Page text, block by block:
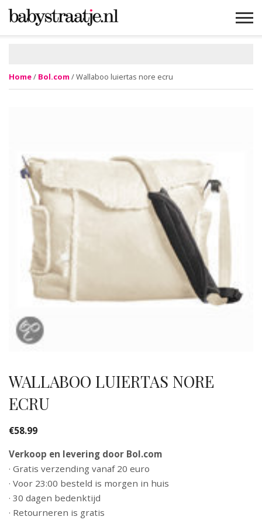
Home/ Bol.com / Wallaboo luiertas nore ecru
WALLABOO LUIERTAS NORE
ECRU
€58.99
Verkoop en levering door Bol.com
· Gratis verzending vanaf 20 euro
· Voor 23:00 besteld is morgen in huis
· 30 dagen bedenktijd
· Retourneren is gratis